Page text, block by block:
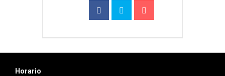
Horario